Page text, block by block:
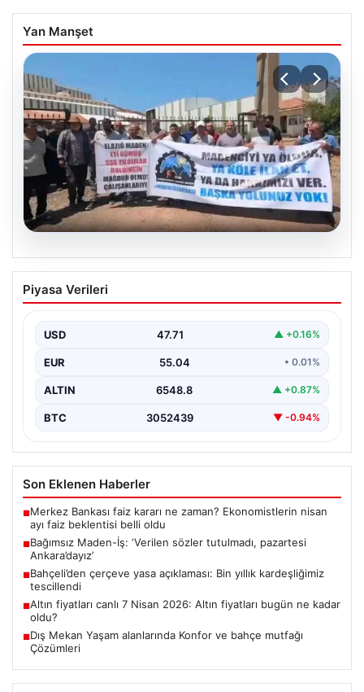
Yan Manşet
Bağımsız Maden-İş: ‘Verilen sözler
tutulmadı, pazartesi Ankara’dayız’
Piyasa Verileri
USD 47.71 ▲ +0.16%
EUR 55.04 • 0.01%
ALTIN 6548.8 ▲ +0.87%
BTC 3052439 ▼ -0.94%
Son Eklenen Haberler
■Merkez Bankası faiz kararı ne zaman? Ekonomistlerin nisan
ayı faiz beklentisi belli oldu
■Bağımsız Maden-İş: ‘Verilen sözler tutulmadı, pazartesi
Ankara’dayız’
■Bahçeli’den çerçeve yasa açıklaması: Bin yıllık kardeşliğimiz
tescillendi
■Altın fiyatları canlı 7 Nisan 2026: Altın fiyatları bugün ne kadar
oldu?
■Dış Mekan Yaşam alanlarında Konfor ve bahçe mutfağı
Çözümleri